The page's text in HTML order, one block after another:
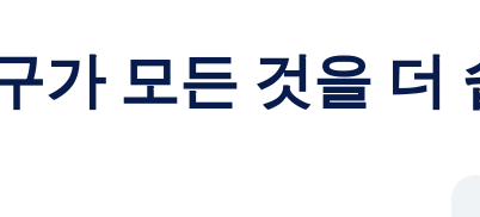
자동 AI 기반 성장 엔진
가 모든 것을 더